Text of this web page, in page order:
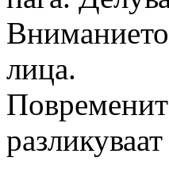
лица.